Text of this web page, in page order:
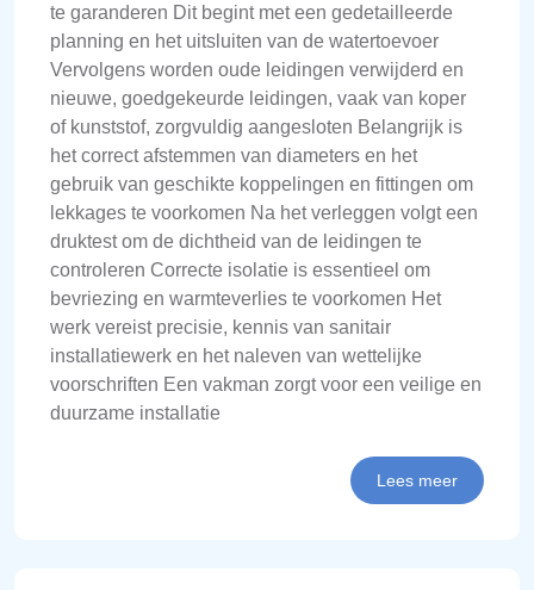
te garanderen Dit begint met een gedetailleerde
planning en het uitsluiten van de watertoevoer
Vervolgens worden oude leidingen verwijderd en
nieuwe, goedgekeurde leidingen, vaak van koper
of kunststof, zorgvuldig aangesloten Belangrijk is
het correct afstemmen van diameters en het
gebruik van geschikte koppelingen en fittingen om
lekkages te voorkomen Na het verleggen volgt een
druktest om de dichtheid van de leidingen te
controleren Correcte isolatie is essentieel om
bevriezing en warmteverlies te voorkomen Het
werk vereist precisie, kennis van sanitair
installatiewerk en het naleven van wettelijke
voorschriften Een vakman zorgt voor een veilige en
duurzame installatie
Lees meer